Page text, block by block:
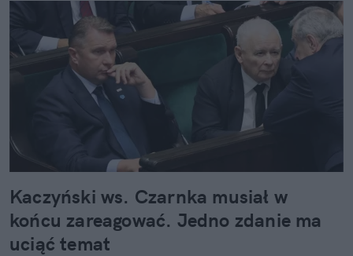
Kaczyński ws. Czarnka musiał w
końcu zareagować. Jedno zdanie ma
uciąć temat